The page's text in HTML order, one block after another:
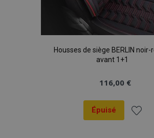
Housses de siège BERLIN noir-
avant 1+1
116,00 €
Épuisé